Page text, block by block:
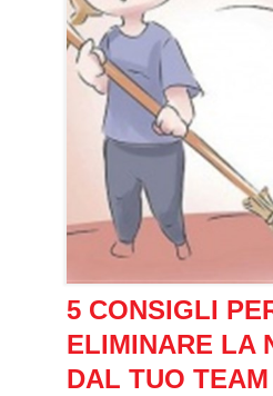
5 CONSIGLI
ELIMINARE LA
DAL TUO TEAM